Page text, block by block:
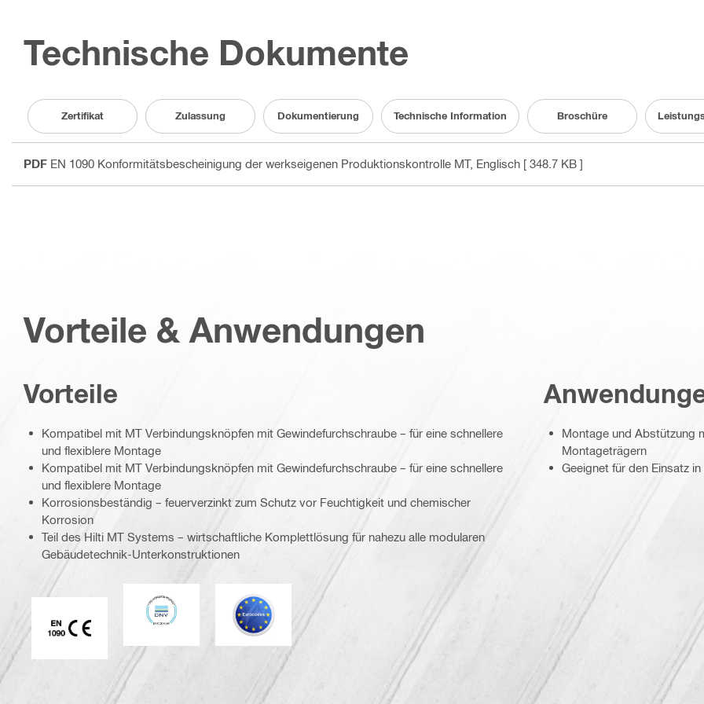
Technische Dokumente
Zertifikat Zulassung Dokumentierung Technische Information Broschüre
PDF EN 1090 Konformitätsbescheinigung der werkseigenen Produktionskontrolle MT, Englisch [ 348.7 KB ]
Vorteile & Anwendungen
Vorteile
Kompatibel mit MT Verbindungsknöpfen mit Gewindefurchschraube – für eine schnellere
und flexiblere Montage
Kompatibel mit MT Verbindungsknöpfen mit Gewindefurchschraube – für eine schnellere
und flexiblere Montage
Korrosionsbeständig – feuerverzinkt zum Schutz vor Feuchtigkeit und chemischer
Korrosion
Teil des Hilti MT Systems – wirtschaftliche Komplettlösung für nahezu alle modularen
Gebäudetechnik-Unterkonstruktionen
CE EN 1090-Zeichen
DNV Eurocode
Montage und Abstützung
Montageträgern
Geeignet für den Einsatz